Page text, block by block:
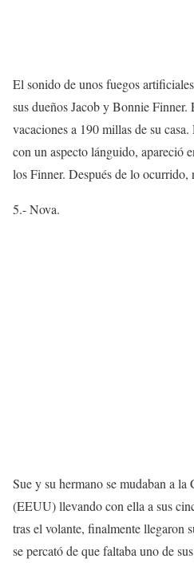
El sonido de unos fuegos
sus dueños Jacob y Bonnie Finner.
vacaciones a 190 millas de su casa.
con un aspecto lánguido, apareció
los Finner. Después de lo ocurrido,
5.- Nova.
Sue y su hermano se mudaban a
(EEUU) llevando con ella a sus
tras el volante, finalmente llegaron
se percató de que faltaba uno de